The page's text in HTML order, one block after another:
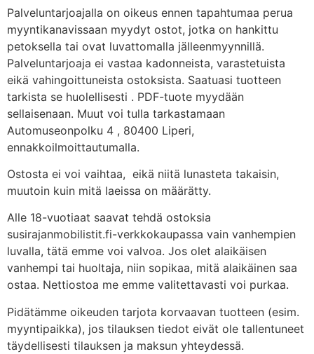
Palveluntarjoajalla on oikeus ennen tapahtumaa perua
myyntikanavissaan myydyt ostot, jotka on hankittu
petoksella tai ovat luvattomalla jälleenmyynnillä.
Palveluntarjoaja ei vastaa kadonneista, varastetuista
eikä vahingoittuneista ostoksista. Saatuasi tuotteen
tarkista se huolellisesti . PDF-tuote myydään
sellaisenaan. Muut voi tulla tarkastamaan
Automuseonpolku 4 , 80400 Liperi,
ennakkoilmoittautumalla.
Ostosta ei voi vaihtaa, eikä niitä lunasteta takaisin,
muutoin kuin mitä laeissa on määrätty.
Alle 18-vuotiaat saavat tehdä ostoksia
susirajanmobilistit.fi-verkkokaupassa vain vanhempien
luvalla, tätä emme voi valvoa. Jos olet alaikäisen
vanhempi tai huoltaja, niin sopikaa, mitä alaikäinen saa
ostaa. Nettiostoa me emme valitettavasti voi purkaa.
Pidätämme oikeuden tarjota korvaavan tuotteen (esim.
myyntipaikka), jos tilauksen tiedot eivät ole tallentuneet
täydellisesti tilauksen ja maksun yhteydessä.